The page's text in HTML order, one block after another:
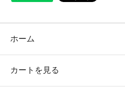
ホーム
カートを見る